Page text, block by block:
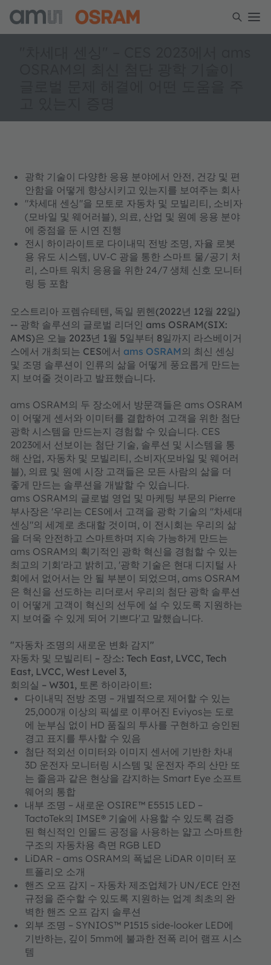
광학 기술이 다양한 응용 분야에서 안전, 건강 및 편
안함을 어떻게 향상시키고 있는지를 보여주는 회사
"차세대 센싱"을 모토로 자동차 및 모빌리티, 소비자
(모바일 및 웨어러블), 의료, 산업 및 원예 응용 분야
에 중점을 둔 시연 진행
전시 하이라이트로 다이내믹 전방 조명, 자율 로봇
용 유도 시스템, UV-C 광을 통한 스마트 물/공기 처
리, 스마트 워치 응용을 위한 24/7 생체 신호 모니터
링 등 포함
오스트리아 프렘슈테텐, 독일 뮌헨(2022년 12월 22일)
-- 광학 솔루션의 글로벌 리더인 ams OSRAM(SIX:
AMS)은 오늘 2023년 1월 5일부터 8일까지 라스베이거
스에서 개최되는 CES에서 ams OSRAM의 최신 센싱
및 조명 솔루션이 인류의 삶을 어떻게 풍요롭게 만드는
지 보여줄 것이라고 발표했습니다.
ams OSRAM의 두 장소에서 방문객들은 ams OSRAM
이 어떻게 센서와 이미터를 결합하여 고객을 위한 첨단
광학 시스템을 만드는지 경험할 수 있습니다. CES
2023에서 선보이는 첨단 기술, 솔루션 및 시스템을 통
해 산업, 자동차 및 모빌리티, 소비자(모바일 및 웨어러
블), 의료 및 원예 시장 고객들은 모든 사람의 삶을 더
좋게 만드는 솔루션을 개발할 수 있습니다.
ams OSRAM의 글로벌 영업 및 마케팅 부문의 Pierre
부사장은 '우리는 CES에서 고객을 광학 기술의 "차세대
센싱"의 세계로 초대할 것이며, 이 전시회는 우리의 삶
을 더욱 안전하고 스마트하며 지속 가능하게 만드는
ams OSRAM의 획기적인 광학 혁신을 경험할 수 있는
최고의 기회'라고 밝히고, '광학 기술은 현대 디지털 사
회에서 없어서는 안 될 부분이 되었으며, ams OSRAM
은 혁신을 선도하는 리더로서 우리의 첨단 광학 솔루션
이 어떻게 고객이 혁신의 선두에 설 수 있도록 지원하는
지 보여줄 수 있게 되어 기쁘다'고 말했습니다.
"자동차 조명의 새로운 변화 감지"
자동차 및 모빌리티 – 장소: Tech East, LVCC, Tech
East, LVCC, West Level 3,
회의실 – W301, 토론 하이라이트:
다이내믹 전방 조명 – 개별적으로 제어할 수 있는
25,000개 이상의 픽셀로 이루어진 Eviyos는 도로
에 눈부심 없이 HD 품질의 투사를 구현하고 승인된
경고 표지를 투사할 수 있음
첨단 적외선 이미터와 이미지 센서에 기반한 차내
3D 운전자 모니터링 시스템 및 운전자 주의 산만 또
는 졸음과 같은 현상을 감지하는 Smart Eye 소프트
웨어의 통합
내부 조명 – 새로운 OSIRE™ E5515 LED –
TactoTek의 IMSE® 기술에 사용할 수 있도록 검증
된 혁신적인 인몰드 공정을 사용하는 얇고 스마트한
구조의 자동차용 측면 RGB LED
LiDAR – ams OSRAM의 폭넓은 LiDAR 이미터 포
트폴리오 소개
핸즈 오프 감지 – 자동차 제조업체가 UN/ECE 안전
규정을 준수할 수 있도록 지원하는 업계 최초의 완
벽한 핸즈 오프 감지 솔루션
외부 조명 – SYNIOS™ P1515 side-looker LED에
기반하는, 깊이 5mm에 불과한 전폭 리어 램프 시스
템